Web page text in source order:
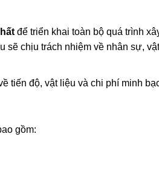
để triển khai toàn bộ quá trình
sẽ chịu trách nhiệm về nhân sự,
tiến độ, vật liệu và chi phí minh
gồm: